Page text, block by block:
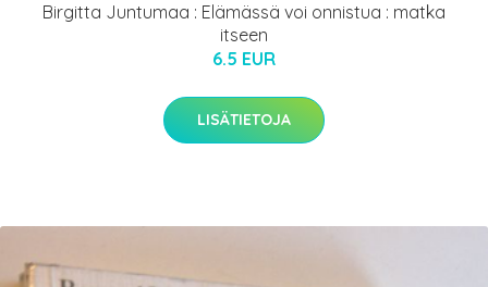
Birgitta Juntumaa : Elämässä voi onnistua : matka
itseen
6.5 EUR
LISÄTIETOJA